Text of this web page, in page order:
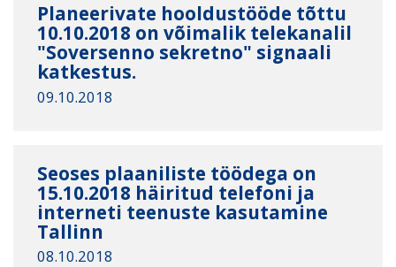
Planeerivate hooldustööde tõttu
10.10.2018 on võimalik telekanalil
"Soversenno sekretno" signaali
katkestus.
09.10.2018
Seoses plaaniliste töödega on
15.10.2018 häiritud telefoni ja
interneti teenuste kasutamine
Tallinn
08.10.2018